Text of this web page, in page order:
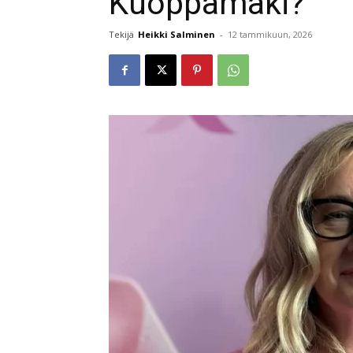
Tekijä Heikki Salminen - 12 tammikuun, 2026